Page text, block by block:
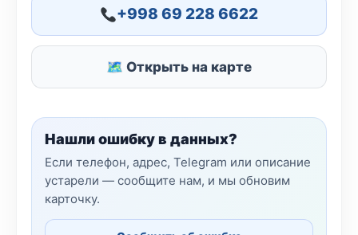
+998 69 228 6622
🗺 Открыть на карте
Нашли ошибку в данных?
Если телефон, адрес, Telegram или описание
устарели — сообщите нам, и мы обновим
карточку.